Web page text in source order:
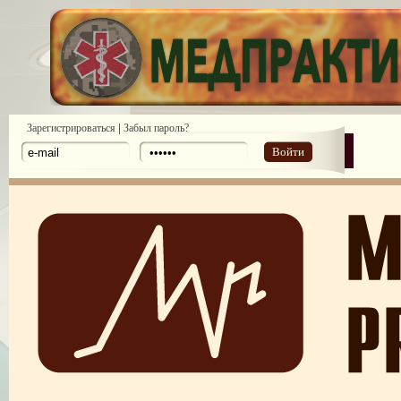
Зарегистрироваться | Забыл пароль?
Войти